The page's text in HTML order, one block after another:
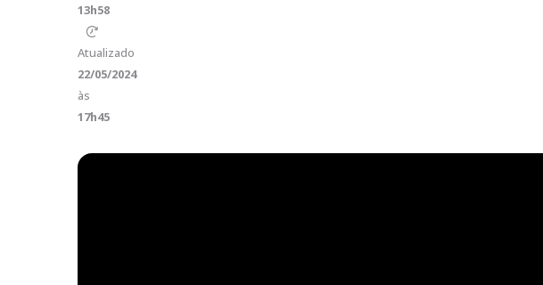
13h58
Atualizado
22/05/2024
às
17h45